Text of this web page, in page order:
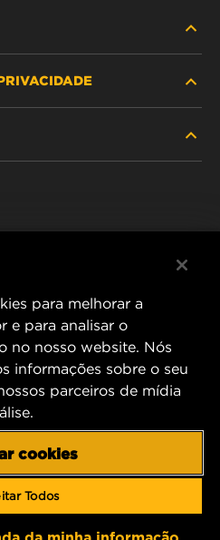
para melhorar a
e para analisar o
no nosso website. Nós
informações sobre o seu
parceiros de mídia
cookies
Todos